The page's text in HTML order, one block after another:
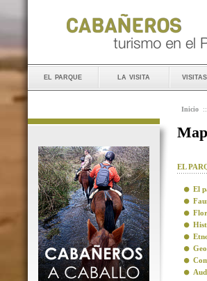
el parque la visita
Inicio ::
EL
El